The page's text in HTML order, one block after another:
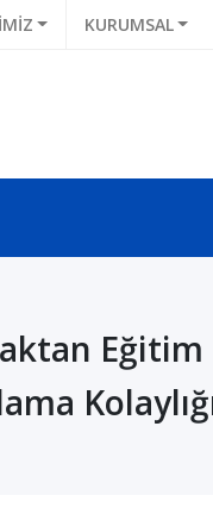
KURUMSAL
Eğitim
Genetik ve